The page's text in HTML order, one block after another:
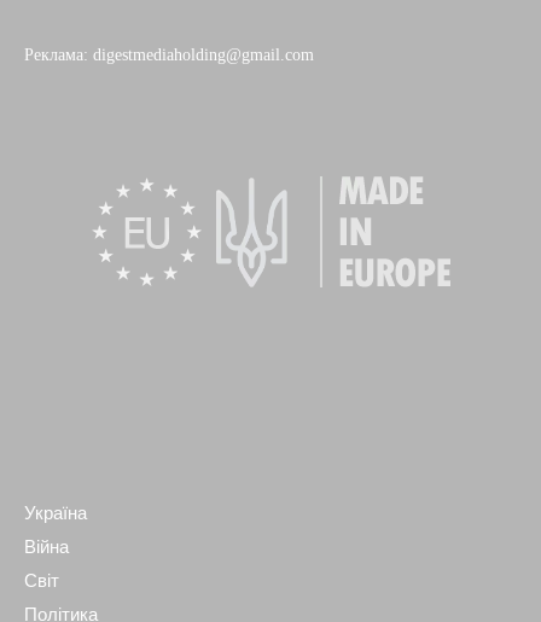
Реклама: digestmediaholding@gmail.com
Україна
Війна
Світ
Політика